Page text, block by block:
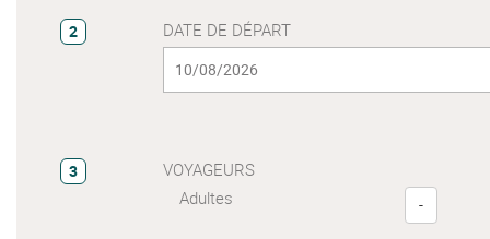
2 DATE DE DÉPART
3
VOYAGEURS
Adultes
-